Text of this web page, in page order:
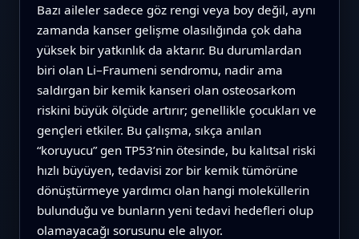
Bazı aileler sadece göz rengi veya boy değil, aynı
zamanda kanser gelişme olasılığında çok daha
yüksek bir yatkınlık da aktarır. Bu durumlardan
biri olan Li–Fraumeni sendromu, nadir ama
saldırgan bir kemik kanseri olan osteosarkom
riskini büyük ölçüde artırır; genellikle çocukları ve
gençleri etkiler. Bu çalışma, sıkça anılan
“koruyucu” gen TP53’nin ötesinde, bu kalıtsal riski
hızlı büyüyen, tedavisi zor bir kemik tümörüne
dönüştürmeye yardımcı olan hangi moleküllerin
bulunduğu ve bunların yeni tedavi hedefleri olup
olamayacağı sorusunu ele alıyor.